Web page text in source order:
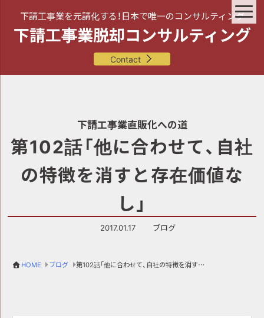
下請工事業を元請化する！日本で唯一のコンサルティング
下請工事業脱却コンサルティング
Contact
下請工事業直販化への道
第102話「他に合わせて、自社
の特徴を消すと存在価値な
し」
2017.01.17 ブログ
HOME ブログ 第102話「他に合わせて、自社の特徴を消すと存在価値なし」